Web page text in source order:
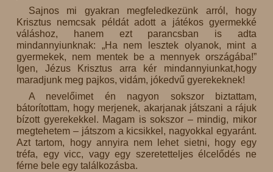
Sajnos mi gyakran megfeledkezünk arról, hogy
Krisztus nemcsak példát adott a játékos gyermekké
váláshoz, hanem ezt parancsban is adta
mindannyiunknak: „Ha nem lesztek olyanok, mint a
gyermekek, nem mentek be a mennyek országába!”
Igen, Jézus Krisztus arra kér mindannyiunkat,hogy
maradjunk meg pajkos, vidám, jókedvű gyerekeknek!
A nevelőimet én nagyon sokszor biztattam,
bátorítottam, hogy merjenek, akarjanak játszani a rájuk
bízott gyerekekkel. Magam is sokszor – mindig, mikor
megtehetem – játszom a kicsikkel, nagyokkal egyaránt.
Azt tartom, hogy annyira nem lehet sietni, hogy egy
tréfa, egy vicc, vagy egy szeretetteljes élcelődés ne
férne bele egy találkozásba.